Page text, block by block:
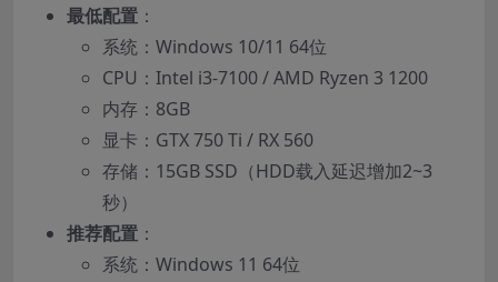
​最低配置​ ​：
系统：Windows 10/11 64位
CPU：Intel i3-7100 / AMD Ryzen 3 1200
内存：8GB
显卡：GTX 750 Ti / RX 560
存储：15GB SSD（HDD载入延迟增加2~3
秒）
​推荐配置​ ​：
系统：Windows 11 64位